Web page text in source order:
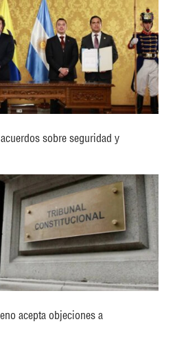
sobre seguridad y
acepta objeciones a